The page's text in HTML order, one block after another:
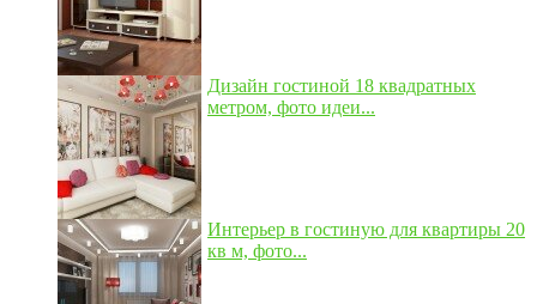
Дизайн гостиной 18 квадратных
метром, фото идеи...
Интерьер в гостиную для квартиры 20
кв м, фото...